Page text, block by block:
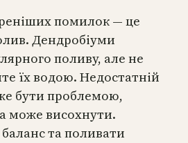
помилок — це
Дендробіуми
поливу, але не
їх водою. Недостатній
бути проблемою,
може висохнути.
та поливати